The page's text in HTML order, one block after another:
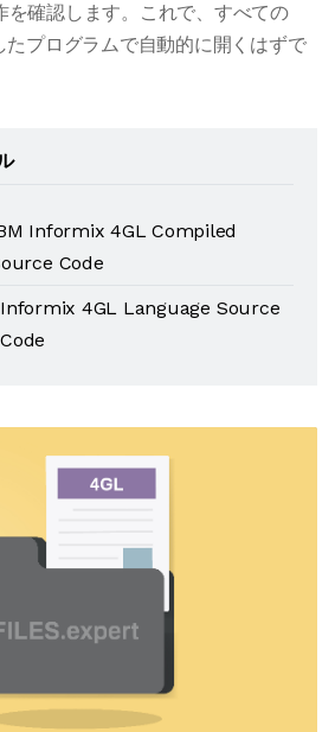
を確認します。これで、すべての
プログラムで自動的に開くはずで
Informix 4GL Compiled
Code
Informix 4GL Language Source
Code